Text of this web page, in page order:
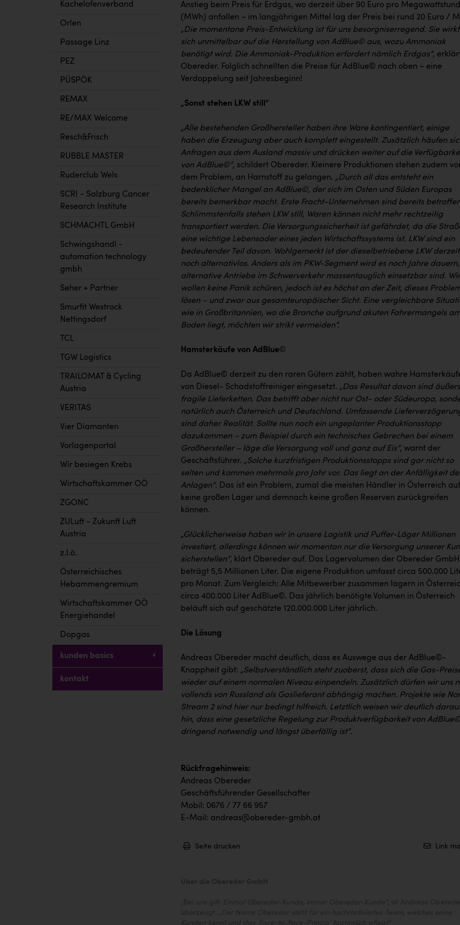
Kachelofenverband
Orlen
Passage Linz
PEZ
PÜSPÖK
REMAX
RE/MAX Welcome
Resch&Frisch
RUBBLE MASTER
Ruderclub Wels
SCRI - Salzburg Cancer
Research Institute
SCHMACHTL GmbH
Schwingshandl -
automation technology
gmbh
Seher + Partner
Smurfit Westrock
Nettingsdorf
TCL
TGW Logistics
TRAILOMAT & Cycling
Austria
VERITAS
Vier Diamanten
Vorlagenportal
Wir besiegen Krebs
Wirtschaftskammer OÖ
ZGONC
ZULuft - Zukunft Luft
Austria
z.l.ö.
Österreichisches
Hebammengremium
Wirtschaftskammer OÖ
Energiehandel
Dopgas
kunden basics
kontakt
Anstieg beim Preis für Erdgas, wo derzeit über 90 Euro pro
(MWh) anfallen – im langjährigen Mittel lag der Preis bei rund 20 Euro /
„Die momentane Preis-Entwicklung ist für uns besorgniserregend. Sie wirkt
sich unmittelbar auf die Herstellung von AdBlue© aus, wozu Ammoniak
benötigt wird. Die Ammoniak-Produktion erfordert nämlich Erdgas“,
Obereder. Folglich schnellten die Preise für AdBlue© nach oben – eine
Verdoppelung seit Jahresbeginn!
„Sonst stehen LKW still“
„Alle bestehenden Großhersteller haben ihre Ware kontingentiert, einige
haben die Erzeugung aber auch komplett eingestellt. Zusätzlich häufen
Anfragen aus dem Ausland massiv und drücken weiter auf die
von AdBlue©“, schildert Obereder. Kleinere Produktionen stehen zudem
dem Problem, an Harnstoff zu gelangen. „Durch all das entsteht ein
bedenklicher Mangel an AdBlue©, der sich im Osten und Süden Europas
bereits bemerkbar macht. Erste Fracht-Unternehmen sind bereits
Schlimmstenfalls stehen LKW still, Waren können nicht mehr rechtzeitig
transportiert werden. Die Versorgungssicherheit ist gefährdet, da die
eine wichtige Lebensader eines jeden Wirtschaftssystems ist. LKW sind ein
bedeutender Teil davon. Wohlgemerkt ist der dieselbetriebene LKW derzeit
noch alternativlos. Anders als im PKW-Segment wird es noch Jahre
alternative Antriebe im Schwerverkehr massentauglich einsetzbar sind. Wir
wollen keine Panik schüren, jedoch ist es höchst an der Zeit, dieses
lösen – und zwar aus gesamteuropäischer Sicht. Eine vergleichbare
wie in Großbritannien, wo die Branche aufgrund akuten Fahrermangels
Boden liegt, möchten wir strikt vermeiden“.
Hamsterkäufe von AdBlue©
Da AdBlue© derzeit zu den raren Gütern zählt, haben wahre
von Diesel- Schadstoffreiniger eingesetzt. „Das Resultat davon sind
fragile Lieferketten. Das betrifft aber nicht nur Ost- oder Südeuropa,
natürlich auch Österreich und Deutschland. Umfassende
sind daher Realität. Sollte nun noch ein ungeplanter Produktionsstopp
dazukommen – zum Beispiel durch ein technisches Gebrechen bei einem
Großhersteller – läge die Versorgung voll und ganz auf Eis“, warnt der
Geschäftsführer. „Solche kurzfristigen Produktionsstopps sind gar nicht so
selten und kommen mehrmals pro Jahr vor. Das liegt an der Anfälligkeit
Anlagen“. Das ist ein Problem, zumal die meisten Händler in Österreich auf
keine großen Lager und demnach keine großen Reserven zurückgreifen
können.
„Glücklicherweise haben wir in unsere Logistik und Puffer-Läger Millionen
investiert, allerdings können wir momentan nur die Versorgung unserer
sicherstellen“, klärt Obereder auf. Das Lagervolumen der Obereder GmbH
beträgt 5,5 Millionen Liter. Die eigene Produktion umfasst circa 500.000
pro Monat. Zum Vergleich: Alle Mitbewerber zusammen lagern in
circa 400.000 Liter AdBlue©. Das jährlich benötigte Volumen in Österreich
beläuft sich auf geschätzte 120.000.000 Liter jährlich.
Die Lösung
Andreas Obereder macht deutlich, dass es Auswege aus der AdBlue©-
Knappheit gibt: „Selbstverständlich steht zuoberst, dass sich die Gas-
wieder auf einem normalen Niveau einpendeln. Zusätzlich dürfen wir uns
vollends von Russland als Gaslieferant abhängig machen. Projekte wie
Stream 2 sind hier nur bedingt hilfreich. Letztlich weisen wir deutlich
hin, dass eine gesetzliche Regelung zur Produktverfügbarkeit von AdBlue©
dringend notwendig und längst überfällig ist“.
Rückfragehinweis:
Andreas Obereder
Geschäftsführender Gesellschafter
Mobil: 0676 / 77 66 957
E-Mail: andreas@obereder-gmbh.at
Seite drucken Link